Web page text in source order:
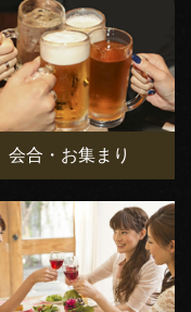
会合・お集まり